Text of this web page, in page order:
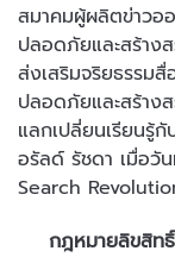
สมาคมผู้ผลิตข่าวอ
ปลอดภัยและสร้าง
ส่งเสริมจริยธรรม
ปลอดภัยและสร้าง
แลกเปลี่ยนเรียนรู้
อรัลด์ รัชดา เมื่อวั
Search
กฎหมายลิขสิท